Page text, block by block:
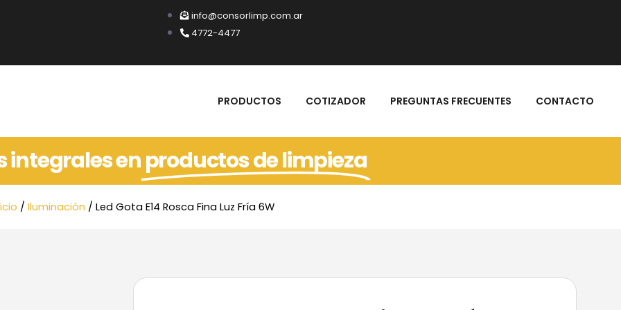
info@consorlimp.com.ar
4772-4477
PRODUCTOS COTIZADOR PREGUNTAS FRECUENTES CONTACTO
integrales enproductos de limpieza
/ Iluminación / Led Gota E14 Rosca Fina Luz Fría 6W